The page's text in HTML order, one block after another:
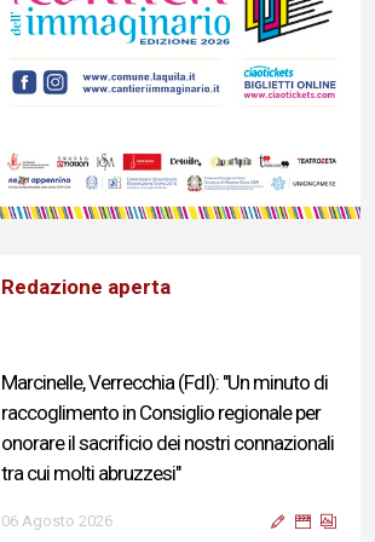
Redazione aperta
Marcinelle, Verrecchia (FdI): "Un minuto di
raccoglimento in Consiglio regionale per
onorare il sacrificio dei nostri connazionali
tra cui molti abruzzesi"
06 Agosto 2026